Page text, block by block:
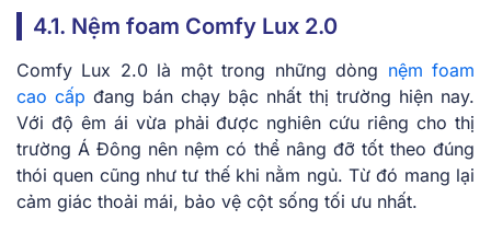
4.1. Nệm foam Comfy Lux 2.0
Comfy Lux 2.0 là một trong những dòng nệm foam
cao cấp đang bán chạy bậc nhất thị trường hiện nay.
Với độ êm ái vừa phải được nghiên cứu riêng cho thị
trường Á Đông nên nệm có thể nâng đỡ tốt theo đúng
thói quen cũng như tư thế khi nằm ngủ. Từ đó mang lại
cảm giác thoải mái, bảo vệ cột sống tối ưu nhất.